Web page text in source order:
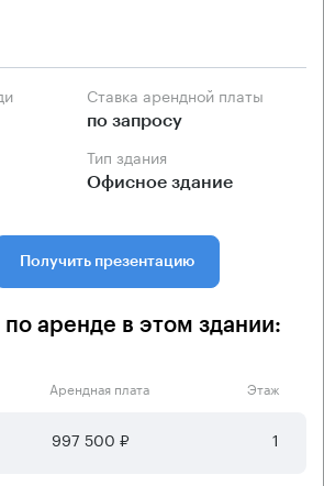
Ставка арендной платы
по запросу
Тип здания
Офисное здание
Получить презентацию
аренде в этом здании:
Арендная плата Этаж
997 500 ₽ 1